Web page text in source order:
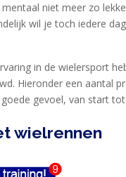
niet meer zo
wil je toch iedere
in de wielersport
Hieronder een aantal
gevoel, van start
wielrennen